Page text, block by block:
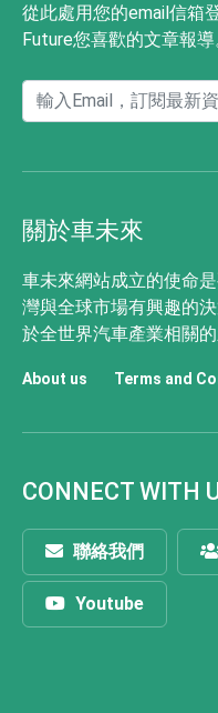
從此處用您的email信箱
Future您喜歡的文章報導
關於車未來
車未來網站成立的使命
灣與全球市場有興趣的
於全世界汽車產業相關
About us Terms and
CONNECT WITH
聯絡我們
Youtube